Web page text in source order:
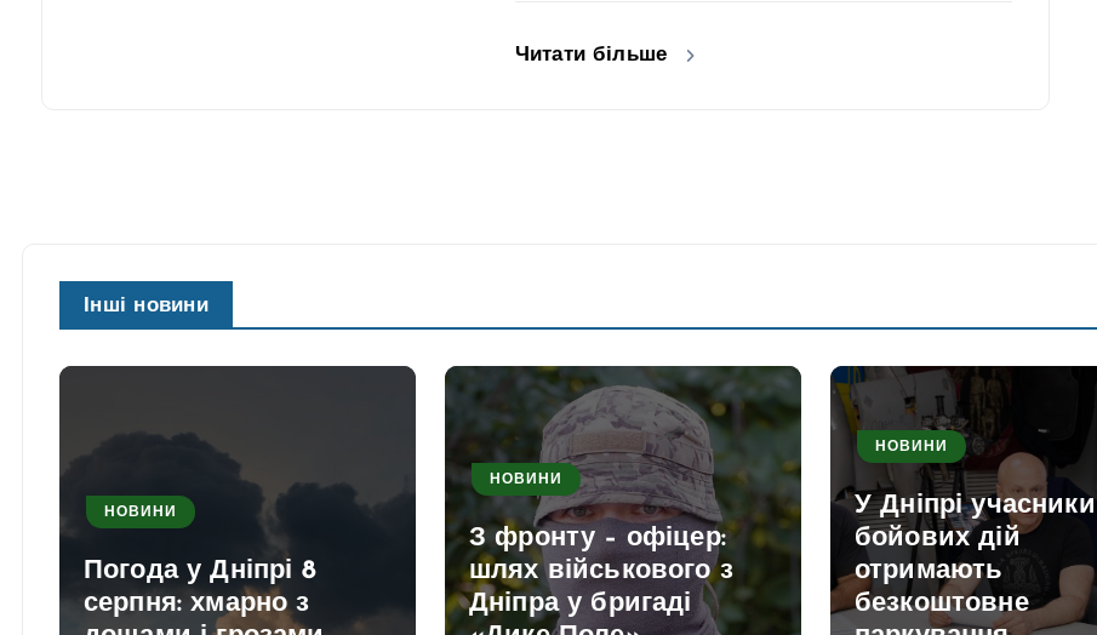
Читати більше
Інші новини
НОВИНИ
Погода у Дніпрі 8
серпня: хмарно з
НОВИНИ
З фронту – офіцер:
шлях військового з
Дніпра у бригаді
НОВИНИ
У Дніпрі учасники
бойових дій
отримають
безкоштовне